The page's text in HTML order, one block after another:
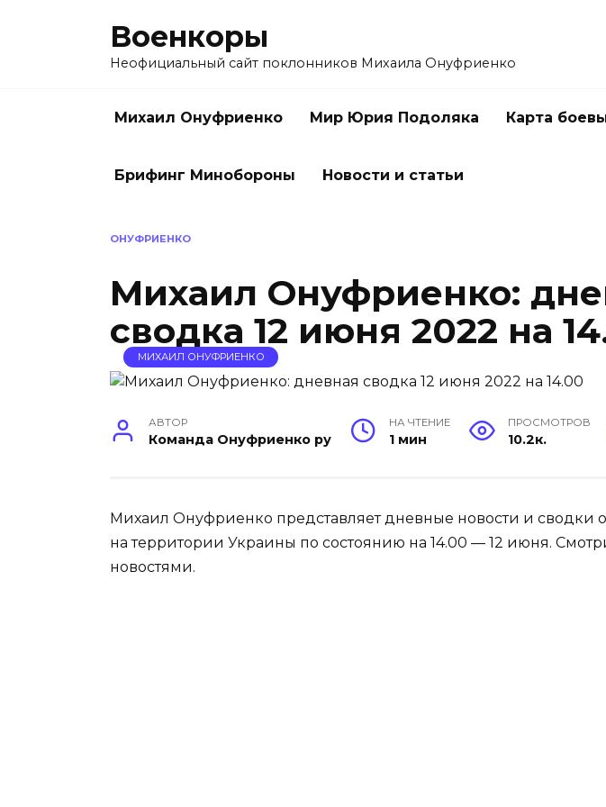
Военкоры
Неофициальный сайт поклонников Михаила Онуфриенко
Михаил Онуфриенко Мир Юрия Подоляка Карта
Брифинг Минобороны Новости и статьи
ОНУФРИЕНКО
Михаил Онуфриенко:
сводка 12 июня 2022 на
МИХАИЛ ОНУФРИЕНКО
АВТОР
Команда Онуфриенко ру
НА ЧТЕНИЕ
1 мин
ПРОСМОТРОВ
10.2к.
Михаил Онуфриенко представляет дневные новости и сводки
на территории Украины по состоянию на 14.00 — 12 июня.
новостями.